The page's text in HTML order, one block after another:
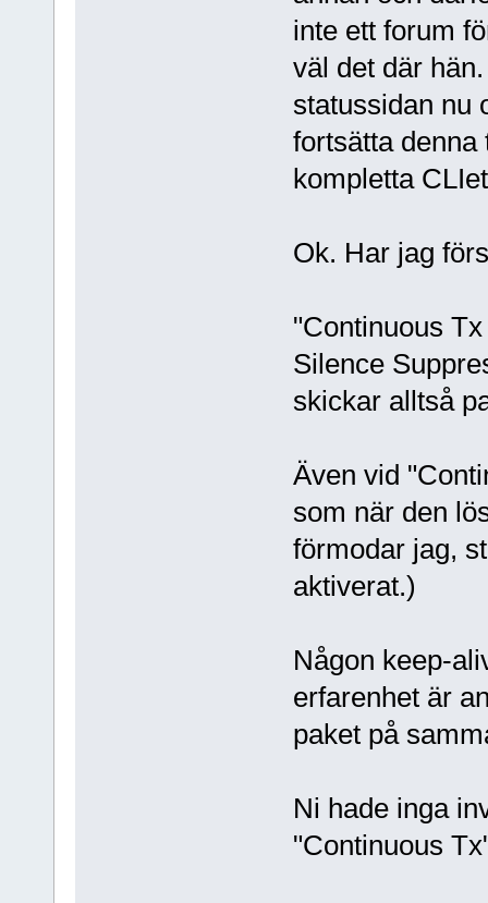
inte ett forum
väl det där
statussidan nu
fortsätta denna
kompletta
Ok. Har jag
"Continuous
Silence
skickar alltså
Även vid
som när den
förmodar jag,
aktiverat.)
Någon keep-
erfarenhet är
paket på
Ni hade inga
"Continuous